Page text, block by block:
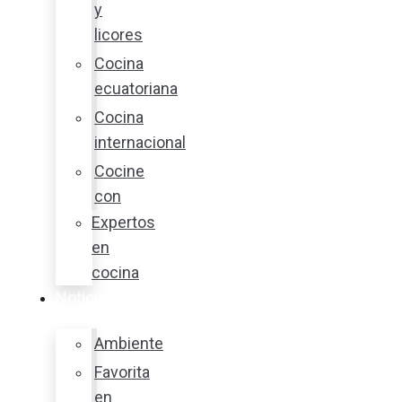
y
licores
Cocina
ecuatoriana
Cocina
internacional
Cocine
con
Expertos
en
cocina
Ambiente
Favorita
en